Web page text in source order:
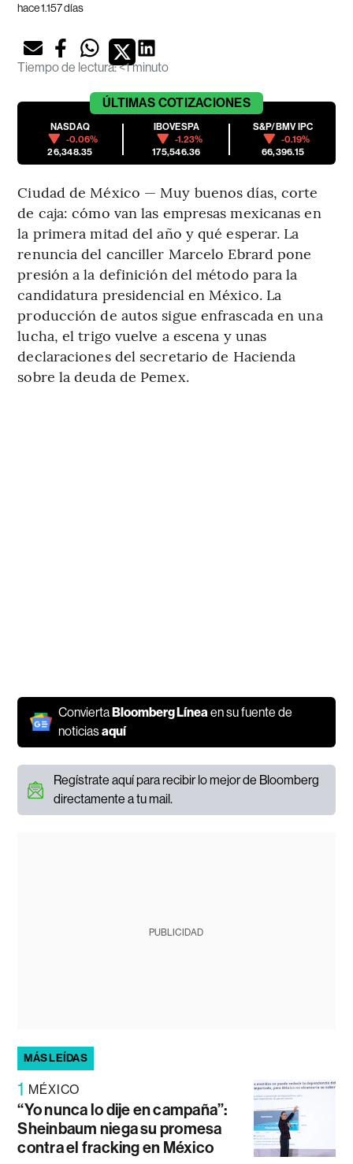
hace 1.157 días
Tiempo de lectura:<1 minuto
ÚLTIMAS COTIZACIONES
NASDAQ
-0.06%
26,348.35
IBOVESPA
-1.23%
175,546.36
S&P/BMV IPC
-0.19%
66,396.15
Ciudad de México — Muy buenos días, corte
de caja: cómo van las empresas mexicanas en
la primera mitad del año y qué esperar. La
renuncia del canciller Marcelo Ebrard pone
presión a la definición del método para la
candidatura presidencial en México. La
producción de autos sigue enfrascada en una
lucha, el trigo vuelve a escena y unas
declaraciones del secretario de Hacienda
sobre la deuda de Pemex.
ConviertaBloomberg Línea en su fuente de
noticiasaquí
Regístrate aquí para recibir lo mejor de Bloomberg
directamente a tu mail.
PUBLICIDAD
MÁS LEÍDAS
1 MÉXICO
“Yo nunca lo dije en campaña”:
Sheinbaum niega su promesa
contra el fracking en México